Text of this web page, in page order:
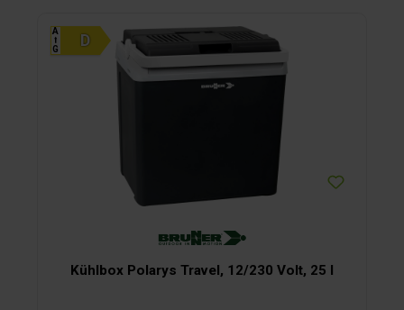
A
⭡
G
Kühlbox Polarys Travel, 12/230 Volt, 25 l